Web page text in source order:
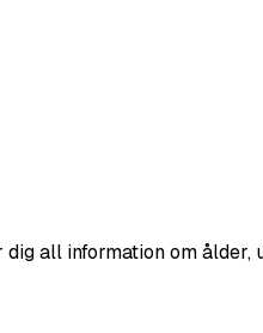
all information om ålder,